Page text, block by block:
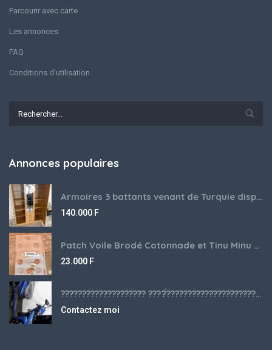
Parcourir avec carte
Les annonces
FAQ
Conditions d’utilisation
Annonces populaires
Armoires 3 battants venant de Turquie disponibles
140.000 F
Patch Voile Brodé Cotonnade et Tinu Minu de l’Inde ???????? ????
23.000 F
???????????????????? ????́???????????????????????????????????????? à vendre
Contactez moi